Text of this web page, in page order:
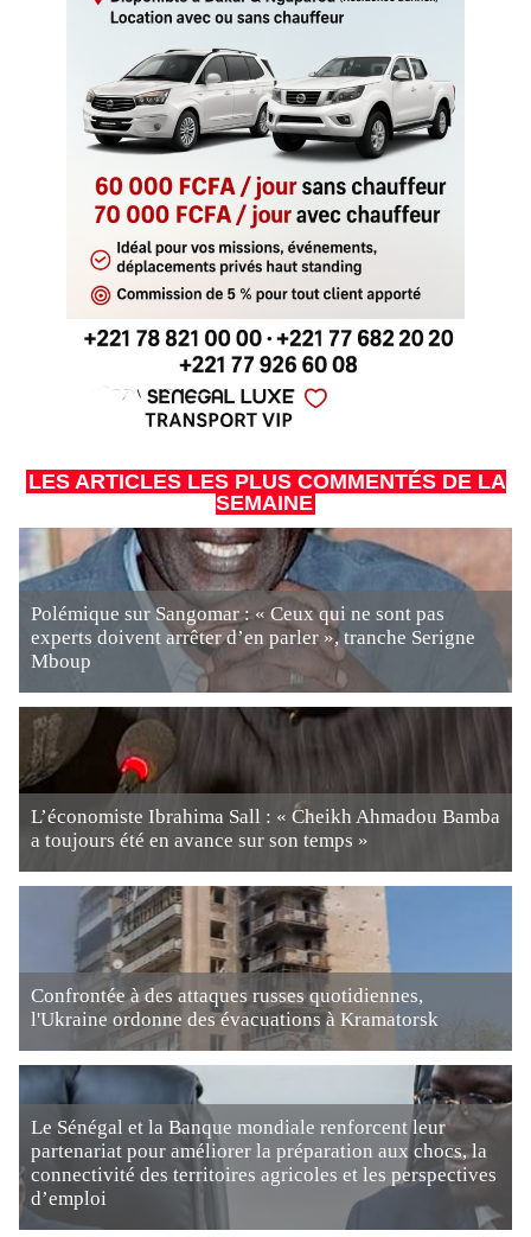
LES ARTICLES LES PLUS COMMENTÉS DE LA
SEMAINE
Polémique sur Sangomar : « Ceux qui ne sont pas
experts doivent arrêter d’en parler », tranche Serigne
Mboup
L’économiste Ibrahima Sall : « Cheikh Ahmadou Bamba
a toujours été en avance sur son temps »
Confrontée à des attaques russes quotidiennes,
l'Ukraine ordonne des évacuations à Kramatorsk
Le Sénégal et la Banque mondiale renforcent leur
partenariat pour améliorer la préparation aux chocs, la
connectivité des territoires agricoles et les perspectives
d’emploi